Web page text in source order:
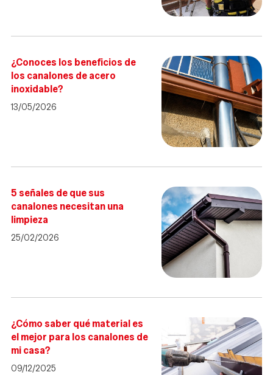
¿Conoces los beneficios de
los canalones de acero
inoxidable?
13/05/2026
5 señales de que sus
canalones necesitan una
limpieza
25/02/2026
¿Cómo saber qué material es
el mejor para los canalones de
mi casa?
09/12/2025